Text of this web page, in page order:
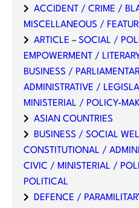
ACCIDENT / CRIME /
MISCELLANEOUS /
ARTICLE – SOCIAL /
EMPOWERMENT /
BUSINESS /
ADMINISTRATIVE /
MINISTERIAL / POLICY-
ASIAN COUNTRIES
BUSINESS / SOCIAL
CONSTITUTIONAL /
CIVIC / MINISTERIAL /
POLITICAL
DEFENCE /